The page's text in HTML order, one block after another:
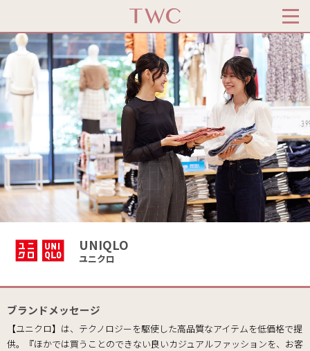
UNIQLO
ユニクロ
ブランドメッセージ
【ユニクロ】は、テクノロジーを駆使した高品質なアイテムを低価格で提
供。『ほかでは買うことのできない良いカジュアルファッションを、お客